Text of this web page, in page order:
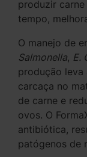
produzir
tempo,
O manejo de
Salmonella, E.
produção leva
carcaça no
de carne e
ovos. O
antibiótica,
patógenos de